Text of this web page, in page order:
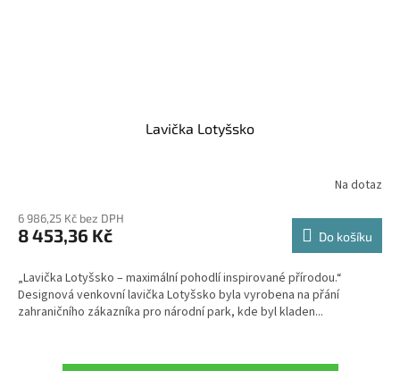
Lavička Lotyšsko
Na dotaz
6 986,25 Kč bez DPH
8 453,36 Kč Do košíku
„Lavička Lotyšsko – maximální pohodlí inspirované přírodou.“
Designová venkovní lavička Lotyšsko byla vyrobena na přání
zahraničního zákazníka pro národní park, kde byl kladen...